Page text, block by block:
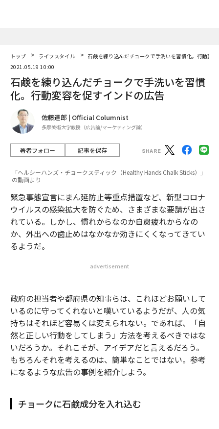
トップ ライフスタイル
石鹸を練り込んだチョークで手洗いを習慣化。行動変
2021.05.19 10:00
石鹸を練り込んだチョークで手洗いを習慣
化。行動変容を促すインドの広告
佐藤達郎 | Official Columnist
多摩美術大学教授（広告論/マーケティング論）
著者フォロー 記事を保存
「ヘルシーハンズ・チョークスティック（Healthy Hands Chalk Sticks）」
の動画より
緊急事態宣言にまん延防止等重点措置など、新型コロナ
ウイルスの感染拡大を防ぐため、さまざまな要請が出さ
れている。しかし、慣れからなのか自粛疲れからなの
か、外出への歯止めはなかなか効きにくくなってきてい
るようだ。
advertisement
政府の担当者や都府県の知事らは、これほどお願いして
いるのに守ってくれないと嘆いているようだが、人の気
持ちはそれほど容易くは変えられない。であれば、「自
然と正しい行動をしてしまう」方法を考えるべきではな
いだろうか。それこそが、アイデアだと言えるだろう。
もちろんそれを考えるのは、簡単なことではない。参考
になるような広告の事例を紹介しよう。
チョークに石鹸成分を入れ込む